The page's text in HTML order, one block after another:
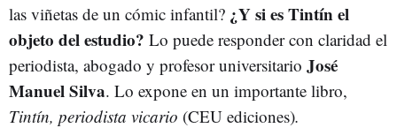
las viñetas de un cómic infantil? ¿Y si es Tintín el
objeto del estudio? Lo puede responder con claridad el
periodista, abogado y profesor universitario José
Manuel Silva. Lo expone en un importante libro,
Tintín, periodista vicario (CEU ediciones).